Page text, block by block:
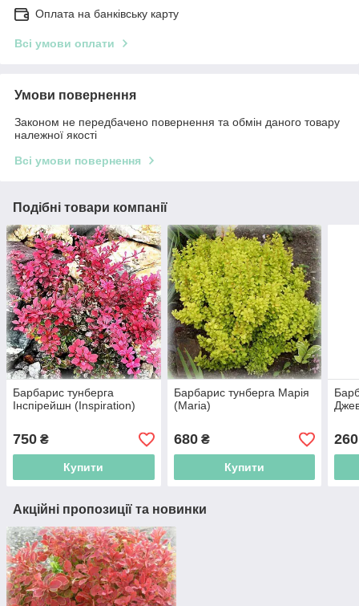
Оплата на банківську карту
Всі умови оплати
Умови повернення
Законом не передбачено повернення та обмін даного товару
належної якості
Всі умови повернення
Подібні товари компанії
Барбарис тунберга
Інспірейшн (Inspiration)
750 ₴
Купити
Барбарис тунберга Марія
(Maria)
680₴
Купити
260
Акційні пропозиції та новинки